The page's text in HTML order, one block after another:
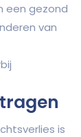
een gezond
van
is